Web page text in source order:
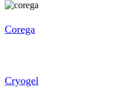
Corega
Cryogel